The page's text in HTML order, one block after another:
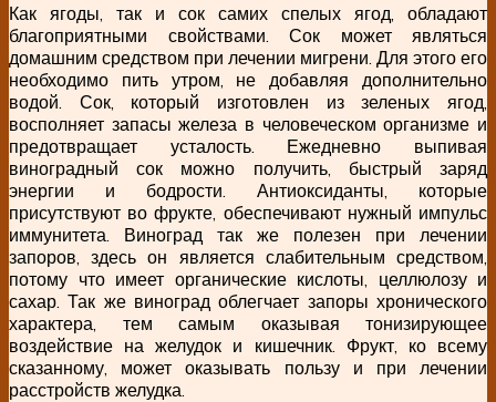
Как ягоды, так и сок самих спелых ягод, обладают
благоприятными свойствами. Сок может являться
домашним средством при лечении мигрени. Для этого его
необходимо пить утром, не добавляя дополнительно
водой. Сок, который изготовлен из зеленых ягод,
восполняет запасы железа в человеческом организме и
предотвращает усталость. Ежедневно выпивая
виноградный сок можно получить, быстрый заряд
энергии и бодрости. Антиоксиданты, которые
присутствуют во фрукте, обеспечивают нужный импульс
иммунитета. Виноград так же полезен при лечении
запоров, здесь он является слабительным средством,
потому что имеет органические кислоты, целлюлозу и
сахар. Так же виноград облегчает запоры хронического
характера, тем самым оказывая тонизирующее
воздействие на желудок и кишечник. Фрукт, ко всему
сказанному, может оказывать пользу и при лечении
расстройств желудка.